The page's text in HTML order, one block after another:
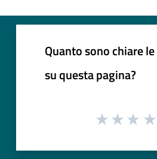
Quanto sono chiare
su questa pagina?